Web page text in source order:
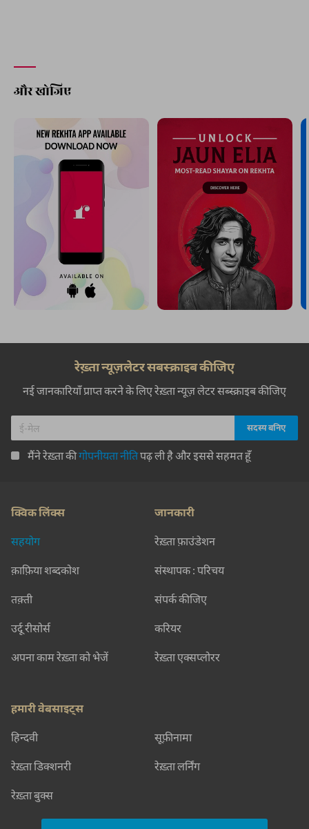
और खोजिए
रेख़्ता न्यूज़लेटर सबस्क्राइब कीजिए
नई जानकारियाँ प्राप्त करने के लिए रेख़्ता न्यूज़ लेटर सब्स्क्राइब कीजिए
मैंने रेख़्ता कीगोपनीयता नीतिपढ़ ली है और इससे सहमत हूँ
क्विक लिंक्स
सहयोग
क़ाफ़िया शब्दकोश
तक़्ती
उर्दू रीसोर्स
अपना काम रेख़्ता को भेजें
जानकारी
रेख़्ता फ़ाउंडेशन
संस्थापक : परिचय
संपर्क कीजिए
करियर
रेख़्ता एक्सप्लोरर
हमारी वेबसाइट्स
हिन्दवी सूफ़ीनामा
रेख़्ता डिक्शनरी रेख़्ता लर्निंग
रेख़्ता बुक्स